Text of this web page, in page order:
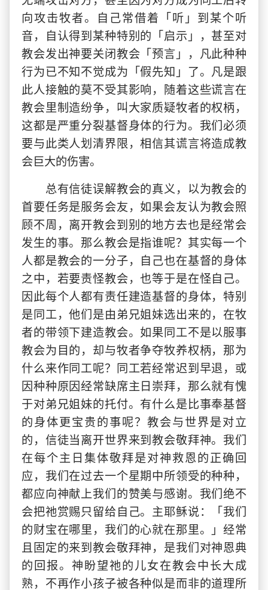
向攻击牧者。自己常借着「听」到某个听
音，自认得到某种特别的「启示」，甚至对
教会发出神要关闭教会「预言」，凡此种种
行为已不知不觉成为「假先知」了。凡是跟
此人接触的莫不受其影响，随着这些谎言在
教会里制造纷争，叫大家质疑牧者的权柄，
这都是严重分裂基督身体的行为。我们必须
要与此类人划清界限，相信其谎言将造成教
会巨大的伤害。
总有信徒误解教会的真义，以为教会的
首要任务是服务会友，如果会友认为教会照
顾不周，离开教会到别的地方去也是经常会
发生的事。那么教会是指谁呢？其实每一个
人都是教会的一分子，自己也在基督的身体
之中，若要责怪教会，也等于是在怪自己。
因此每个人都有责任建造基督的身体，特别
是同工，他们是由弟兄姐妹选出来的，在牧
者的带领下建造教会。如果同工不是以服事
教会为目的，却与牧者争夺牧养权柄，那为
什么来作同工呢？同工若经常迟到早退，或
因种种原因经常缺席主日崇拜，那么就有愧
于对弟兄姐妹的托付。有什么是比事奉基督
的身体更宝贵的事呢？教会与世界是对立
的，信徒当离开世界来到教会敬拜神。我们
在每个主日集体敬拜是对神救恩的正确回
应，我们在过去一个星期中所领受的种种，
都应向神献上我们的赞美与感谢。我们绝不
会把祂赏赐只留给自己。主耶稣说：「我们
的财宝在哪里，我们的心就在那里。」经常
且固定的来到教会敬拜神，是我们对神恩典
的回报。神盼望祂的儿女在教会中长大成
熟，不再作小孩子被各种似是而非的道理所